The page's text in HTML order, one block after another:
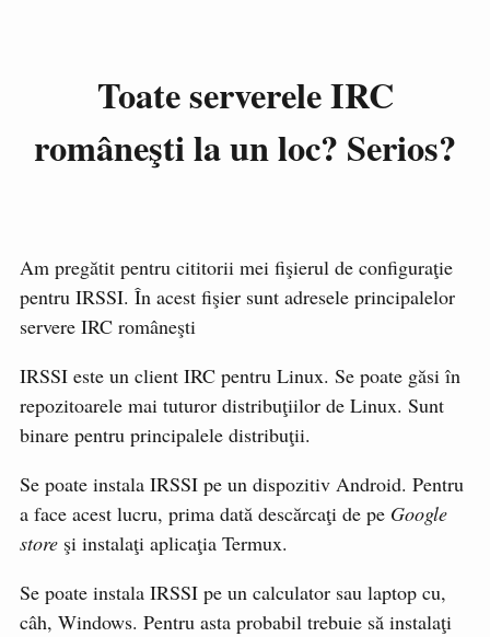
Toate serverele IRC
româneşti la un loc? Serios?
Am pregătit pentru cititorii mei fişierul de configuraţie
pentru IRSSI. În acest fişier sunt adresele principalelor
servere IRC româneşti
IRSSI este un client IRC pentru Linux. Se poate găsi în
repozitoarele mai tuturor distribuţiilor de Linux. Sunt
binare pentru principalele distribuţii.
Se poate instala IRSSI pe un dispozitiv Android. Pentru
a face acest lucru, prima dată descărcaţi de pe Google
store şi instalaţi aplicaţia Termux.
Se poate instala IRSSI pe un calculator sau laptop cu,
câh, Windows. Pentru asta probabil trebuie să instalaţi